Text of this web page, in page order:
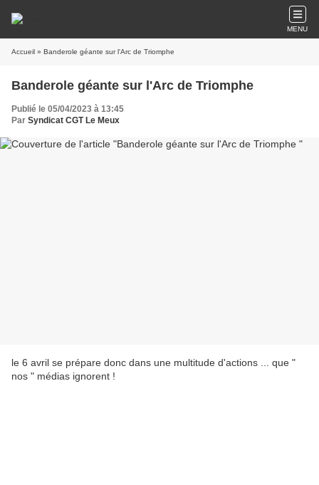
MENU
Accueil » Banderole géante sur l'Arc de Triomphe
Banderole géante sur l'Arc de Triomphe
Publié le 05/04/2023 à 13:45
Par Syndicat CGT Le Meux
le 6 avril se prépare donc dans une multitude d'actions ... que "
nos " médias ignorent !